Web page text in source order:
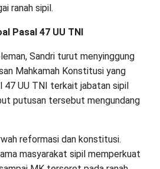
ranah sipil.
Pasal 47 UU TNI
Sandri turut menyinggung
Mahkamah Konstitusi yang
47 UU TNI terkait jabatan sipil
putusan tersebut mengundang
reformasi dan konstitusi.
masyarakat sipil memperkuat